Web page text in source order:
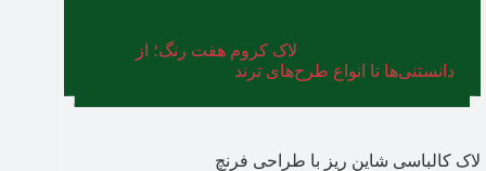
لاک کروم هفت رنگ؛ از
دانستنی‌ها تا انواع طرح‌های ترند
لاک کالباسی شاین ریز با طراحی فرنچ